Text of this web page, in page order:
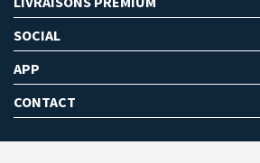
SOCIAL
APP
CONTACT